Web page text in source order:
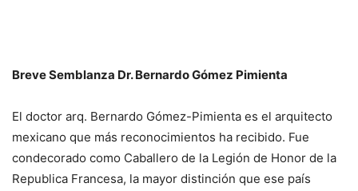
Breve Semblanza Dr. Bernardo Gómez Pimienta
El doctor arq. Bernardo Gómez-Pimienta es el arquitecto
mexicano que más reconocimientos ha recibido. Fue
condecorado como Caballero de la Legión de Honor de la
Republica Francesa, la mayor distinción que ese país